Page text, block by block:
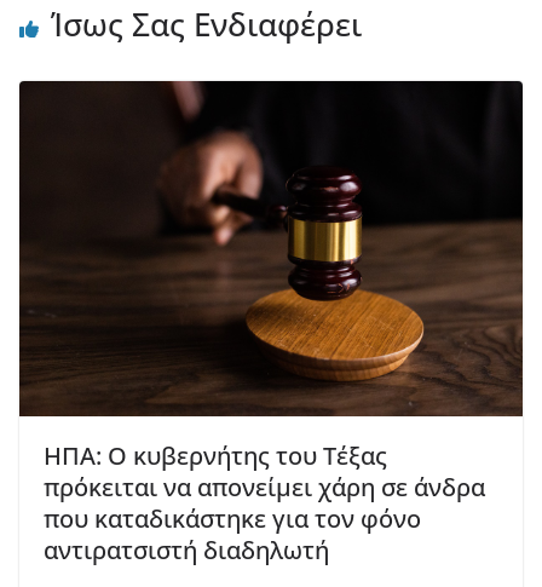
Ίσως Σας Ενδιαφέρει
ΗΠΑ: Ο κυβερνήτης του Τέξας
πρόκειται να απονείμει χάρη σε άνδρα
που καταδικάστηκε για τον φόνο
αντιρατσιστή διαδηλωτή